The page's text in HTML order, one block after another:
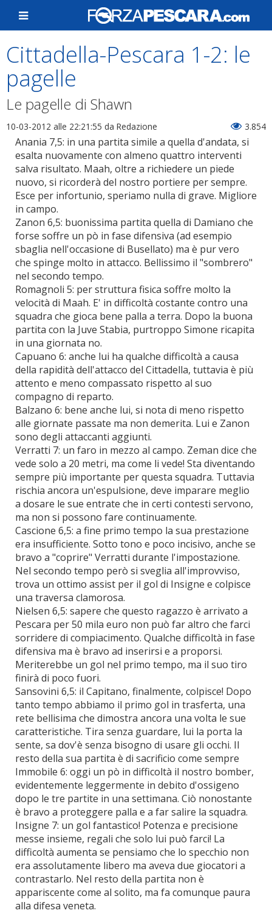
Cittadella-Pescara 1-2: le
pagelle
Le pagelle di Shawn
10-03-2012 alle 22:21:55 da Redazione 3.854
Anania 7,5: in una partita simile a quella d'andata, si
esalta nuovamente con almeno quattro interventi
salva risultato. Maah, oltre a richiedere un piede
nuovo, si ricorderà del nostro portiere per sempre.
Esce per infortunio, speriamo nulla di grave. Migliore
in campo.
Zanon 6,5: buonissima partita quella di Damiano che
forse soffre un pò in fase difensiva (ad esempio
sbaglia nell'occasione di Busellato) ma è pur vero
che spinge molto in attacco. Bellissimo il "sombrero"
nel secondo tempo.
Romagnoli 5: per struttura fisica soffre molto la
velocità di Maah. E' in difficoltà costante contro una
squadra che gioca bene palla a terra. Dopo la buona
partita con la Juve Stabia, purtroppo Simone ricapita
in una giornata no.
Capuano 6: anche lui ha qualche difficoltà a causa
della rapidità dell'attacco del Cittadella, tuttavia è più
attento e meno compassato rispetto al suo
compagno di reparto.
Balzano 6: bene anche lui, si nota di meno rispetto
alle giornate passate ma non demerita. Lui e Zanon
sono degli attaccanti aggiunti.
Verratti 7: un faro in mezzo al campo. Zeman dice che
vede solo a 20 metri, ma come li vede! Sta diventando
sempre più importante per questa squadra. Tuttavia
rischia ancora un'espulsione, deve imparare meglio
a dosare le sue entrate che in certi contesti servono,
ma non si possono fare continuamente.
Cascione 6,5: a fine primo tempo la sua prestazione
era insufficiente. Sotto tono e poco incisivo, anche se
bravo a "coprire" Verratti durante l'impostazione.
Nel secondo tempo però si sveglia all'improvviso,
trova un ottimo assist per il gol di Insigne e colpisce
una traversa clamorosa.
Nielsen 6,5: sapere che questo ragazzo è arrivato a
Pescara per 50 mila euro non può far altro che farci
sorridere di compiacimento. Qualche difficoltà in fase
difensiva ma è bravo ad inserirsi e a proporsi.
Meriterebbe un gol nel primo tempo, ma il suo tiro
finirà di poco fuori.
Sansovini 6,5: il Capitano, finalmente, colpisce! Dopo
tanto tempo abbiamo il primo gol in trasferta, una
rete bellisima che dimostra ancora una volta le sue
caratteristiche. Tira senza guardare, lui la porta la
sente, sa dov'è senza bisogno di usare gli occhi. Il
resto della sua partita è di sacrificio come sempre
Immobile 6: oggi un pò in difficoltà il nostro bomber,
evidentemente leggermente in debito d'ossigeno
dopo le tre partite in una settimana. Ciò nonostante
è bravo a proteggere palla e a far salire la squadra.
Insigne 7: un gol fantastico! Potenza e precisione
messe insieme, regali che solo lui può farci! La
difficoltà aumenta se pensiamo che lo specchio non
era assolutamente libero ma aveva due giocatori a
contrastarlo. Nel resto della partita non è
appariscente come al solito, ma fa comunque paura
alla difesa veneta.